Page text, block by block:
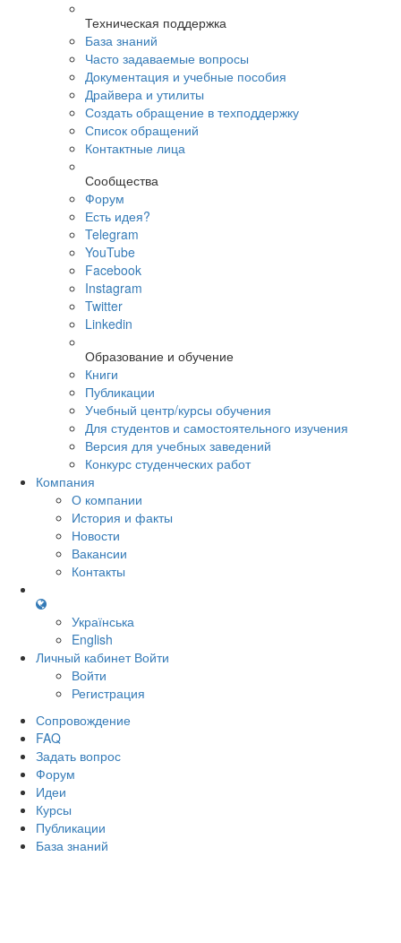
Техническая поддержка
База знаний
Часто задаваемые вопросы
Документация и учебные пособия
Драйвера и утилиты
Создать обращение в техподдержку
Список обращений
Контактные лица
Сообщества
Форум
Есть идея?
Telegram
YouTube
Facebook
Instagram
Twitter
Linkedin
Образование и обучение
Книги
Публикации
Учебный центр/курсы обучения
Для студентов и самостоятельного изучения
Версия для учебных заведений
Конкурс студенческих работ
Компания
О компании
История и факты
Новости
Вакансии
Контакты
Українська
English
Личный кабинет Войти
Войти
Регистрация
Сопровождение
FAQ
Задать вопрос
Форум
Идеи
Курсы
Публикации
База знаний